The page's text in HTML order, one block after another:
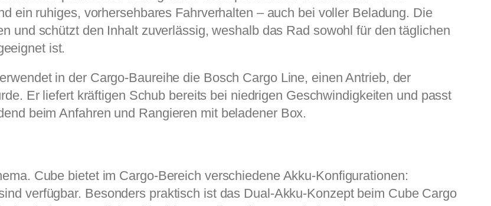
ein ruhiges, vorhersehbares Fahrverhalten – auch bei voller Beladung. Die
und schützt den Inhalt zuverlässig, weshalb das Rad sowohl für den täglichen
ist.
in der Cargo-Baureihe die Bosch Cargo Line, einen Antrieb, der
Er liefert kräftigen Schub bereits bei niedrigen Geschwindigkeiten und passt
beim Anfahren und Rangieren mit beladener Box.
Cube bietet im Cargo-Bereich verschiedene Akku-Konfigurationen:
verfügbar. Besonders praktisch ist das Dual-Akku-Konzept beim Cube Cargo